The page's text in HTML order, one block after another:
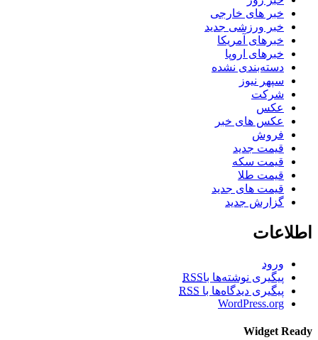
خبر های خارجی
خبر ورزشی جدید
خبرهای آمریکا
خبرهای اروپا
دسته‌بندی نشده
سپهر نیوز
شرکت
عکس
عکس های خبر
فروش
قیمت جدید
قیمت سکه
قیمت طلا
قیمت های جدید
گزارش جدید
اطلاعات
ورود
پیگیری نوشته‌ها باRSS
پیگیری دیدگاه‌ها با RSS
WordPress.org
Widget Ready